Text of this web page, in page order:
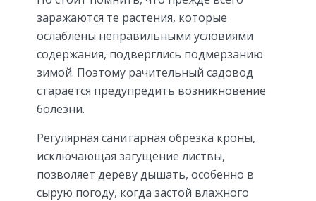
заражаются те растения, которые
ослаблены неправильными условиями
содержания, подверглись подмерзанию
зимой. Поэтому рачительный садовод
старается предупредить возникновение
болезни.
Регулярная санитарная обрезка кроны,
исключающая загущение листвы,
позволяет дереву дышать, особенно в
сырую погоду, когда застой влажного